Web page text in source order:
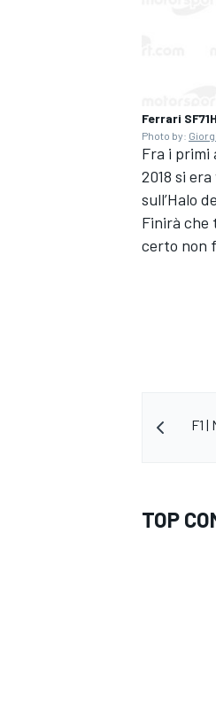
RALLY
Ferrari
Photo by:
Fra i primi
2018 si
sull’Halo
Finirà che
certo non
F1
TOP